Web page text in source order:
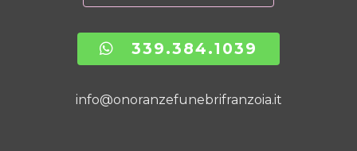
339.384.1039
info@onoranzefunebrifranzoia.it